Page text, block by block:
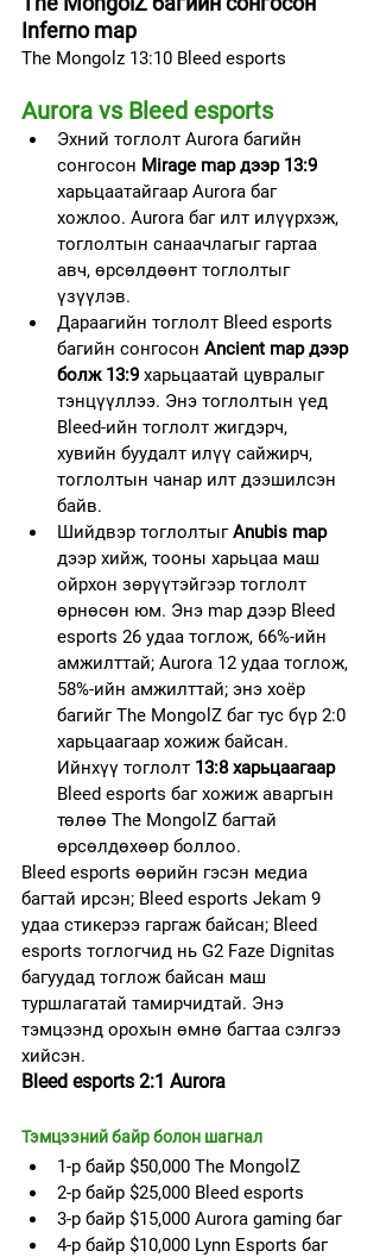
Inferno map
The Mongolz 13:10 Bleed esports
Aurora vs Bleed esports
Эхний тоглолт Aurora багийн
сонгосон Mirage map дээр 13:9
харьцаатайгаар Aurora баг
хожлоо. Aurora баг илт илүүрхэж,
тоглолтын санаачлагыг гартаа
авч, өрсөлдөөнт тоглолтыг
үзүүлэв.
Дараагийн тоглолт Bleed esports
багийн сонгосон Ancient map дээр
болж 13:9 харьцаатай цувралыг
тэнцүүллээ. Энэ тоглолтын үед
Bleed-ийн тоглолт жигдэрч,
хувийн буудалт илүү сайжирч,
тоглолтын чанар илт дээшилсэн
байв.
Шийдвэр тоглолтыг Anubis map
дээр хийж, тооны харьцаа маш
ойрхон зөрүүтэйгээр тоглолт
өрнөсөн юм. Энэ map дээр Bleed
esports 26 удаа тоглож, 66%-ийн
амжилттай; Aurora 12 удаа тоглож,
58%-ийн амжилттай; энэ хоёр
багийг The MongolZ баг тус бүр 2:0
харьцаагаар хожиж байсан.
Ийнхүү тоглолт 13:8 харьцаагаар
Bleed esports баг хожиж аваргын
төлөө The MongolZ багтай
өрсөлдөхөөр боллоо.
Bleed esports өөрийн гэсэн медиа
багтай ирсэн; Bleed esports Jekam 9
удаа стикерээ гаргаж байсан; Bleed
esports тоглогчид нь G2 Faze Dignitas
багуудад тоглож байсан маш
туршлагатай тамирчидтай. Энэ
тэмцээнд орохын өмнө багтаа сэлгээ
хийсэн.
Bleed esports 2:1 Aurora
Тэмцээний байр болон шагнал
1-р байр $50,000 The MongolZ
2-р байр $25,000 Bleed esports
3-р байр $15,000 Aurora gaming баг
4-р байр $10,000 Lynn Esports баг